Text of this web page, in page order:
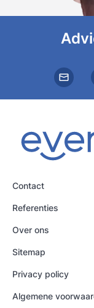
Contact
Referenties
Over ons
Sitemap
Privacy policy
Algemene